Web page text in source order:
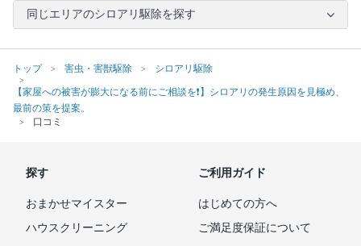
同じエリアのシロアリ駆除を探す
トップ 害虫・害獣駆除 シロアリ駆除
【家屋への被害が膨大になる前にご相談を❗️】シロアリの発生原因を見極め、
最前の策を提案。
口コミ
探す
おまかせマイスター
ハウスクリーニング
ご利用ガイド
はじめての方へ
ご満足度保証について